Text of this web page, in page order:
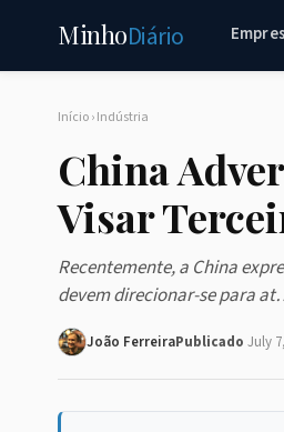
MinhoDiário
Início›Indústria
China
Visar
Recentemente, a China
devem direcionar-se para
João FerreiraPublicado July